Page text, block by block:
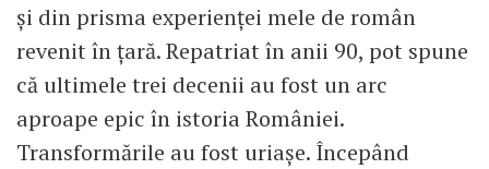
și din prisma experienței mele de român
revenit în țară. Repatriat în anii 90, pot spune
că ultimele trei decenii au fost un arc
aproape epic în istoria României.
Transformările au fost uriașe. Începând